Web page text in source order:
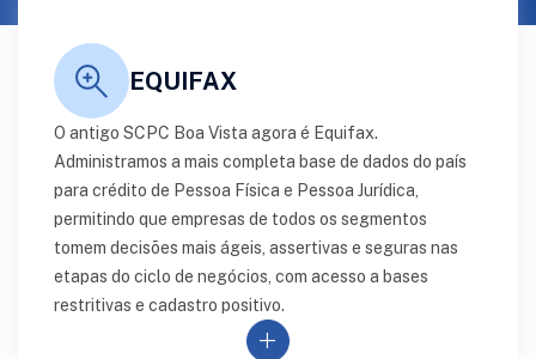
EQUIFAX
O antigo SCPC Boa Vista agora é Equifax.
Administramos a mais completa base de dados do país
para crédito de Pessoa Física e Pessoa Jurídica,
permitindo que empresas de todos os segmentos
tomem decisões mais ágeis, assertivas e seguras nas
etapas do ciclo de negócios, com acesso a bases
restritivas e cadastro positivo.
add